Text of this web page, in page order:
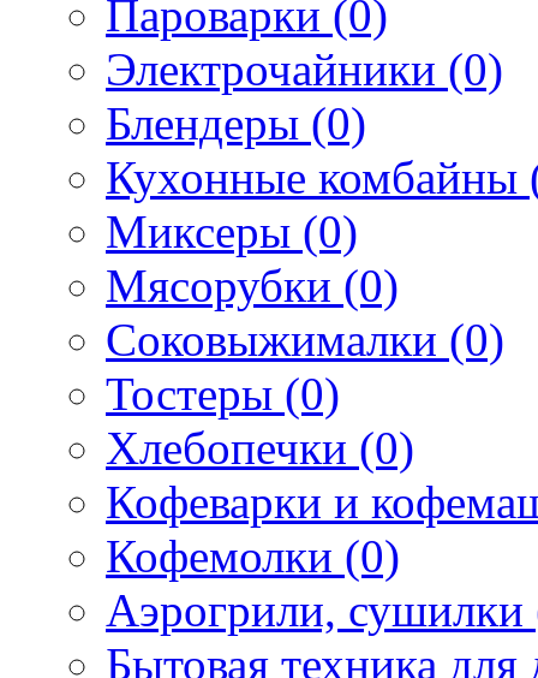
Пароварки (0)
Электрочайники (0)
Блендеры (0)
Кухонные комбайны
Миксеры (0)
Мясорубки (0)
Соковыжималки (0)
Тостеры (0)
Хлебопечки (0)
Кофеварки и
Кофемолки (0)
Аэрогрили, сушилки
Бытовая техника